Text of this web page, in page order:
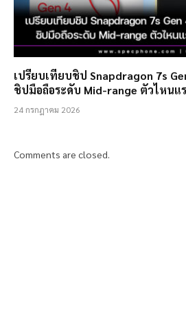
เปรียบเทียบชิป Snapdragon 7s
ชิปมือถือระดับ Mid-range ตัวไหนแ
24 กรกฎาคม 2026
Comments are closed.